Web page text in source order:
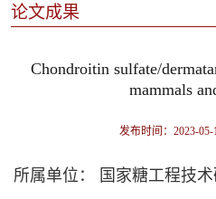
论文成果
Chondroitin sulfate/
mammals
发布时间：2023-05-
所属单位： 国家糖工程技